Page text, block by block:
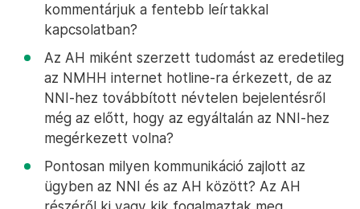
kommentárjuk a fentebb leírtakkal
kapcsolatban?
Az AH miként szerzett tudomást az eredetileg
az NMHH internet hotline-ra érkezett, de az
NNI-hez továbbított névtelen bejelentésről
még az előtt, hogy az egyáltalán az NNI-hez
megérkezett volna?
Pontosan milyen kommunikáció zajlott az
ügyben az NNI és az AH között? Az AH